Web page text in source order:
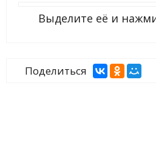
Выделите её и
Поделиться